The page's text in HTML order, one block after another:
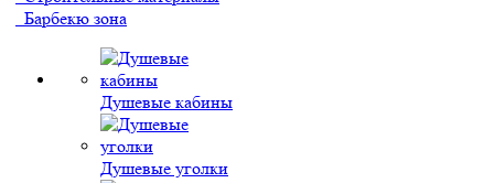
Барбекю зона
Душевые кабины
Душевые уголки